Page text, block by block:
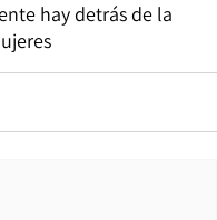
hay detrás de la